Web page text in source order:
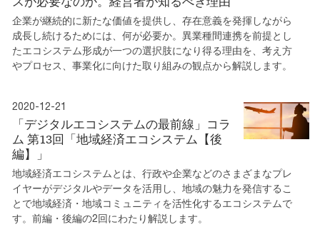
企業が継続的に新たな価値を提供し、存在意義を発揮しながら
成長し続けるためには、何が必要か。異業種間連携を前提とし
たエコシステム形成が一つの選択肢になり得る理由を、考え方
やプロセス、事業化に向けた取り組みの観点から解説します。
2020-12-21
「デジタルエコシステムの最前線」コラ
ム 第13回「地域経済エコシステム【後
編】」
地域経済エコシステムとは、行政や企業などのさまざまなプレ
イヤーがデジタルやデータを活用し、地域の魅力を発信するこ
とで地域経済・地域コミュニティを活性化するエコシステムで
す。前編・後編の2回にわたり解説します。